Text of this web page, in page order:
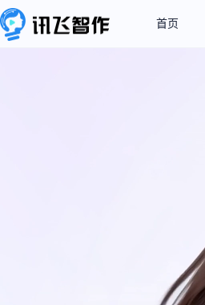
首页
业界
让每